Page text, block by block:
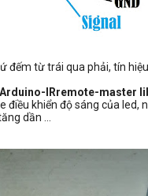
đếm từ trái qua phải, tín
Arduino-IRremote-master
điều khiển độ sáng của led,
dần ...